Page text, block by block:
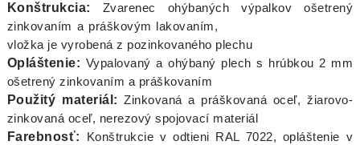
Konštrukcia:
Zvarenec ohýbaných výpalkov ošetrený
zinkovaním a práškovým lakovaním,
vložka je vyrobená z pozinkovaného plechu
Opláštenie: Vypalovaný a ohýbaný plech s hrúbkou 2 mm
ošetrený zinkovaním a práškovaním
Použitý materiál: Zinkovaná a práškovaná oceľ, žiarovo-
zinkovaná oceľ, nerezový spojovací materiál
Farebnosť:
Konštrukcie v odtieni RAL 7022, opláštenie v